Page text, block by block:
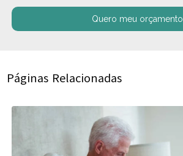
Quero meu orçamento
Páginas Relacionadas